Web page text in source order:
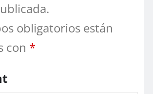
obligatorios están
con *